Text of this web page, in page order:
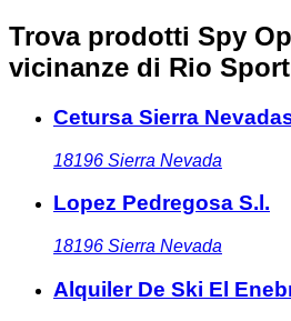
Trova prodotti Spy
vicinanze di Rio
Cetursa Sierra
18196 Sierra Nevada
Lopez Pedregosa S.l.
18196 Sierra Nevada
Alquiler De Ski El